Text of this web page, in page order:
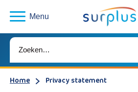
Menu
Home Privacy statement